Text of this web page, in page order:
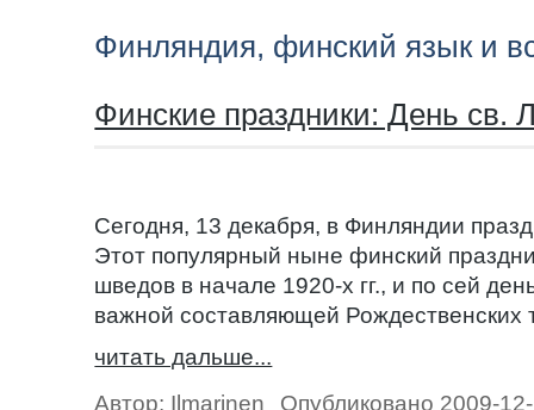
Финляндия, финский язык и
Финские праздники: День св.
Сегодня, 13 декабря, в Финляндии
Этот популярный ныне финский
шведов в начале 1920-х гг., и по сей
важной составляющей Рождественских
читать дальше...
Автор: Ilmarinen
Опубликовано 2009-